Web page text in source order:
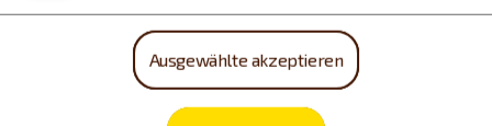
Ausgewählte akzeptieren